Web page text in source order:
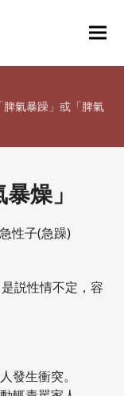
「脾氣暴躁」或「脾氣
燥」
性子(急躁)
説性情不定，容
發生衝突。